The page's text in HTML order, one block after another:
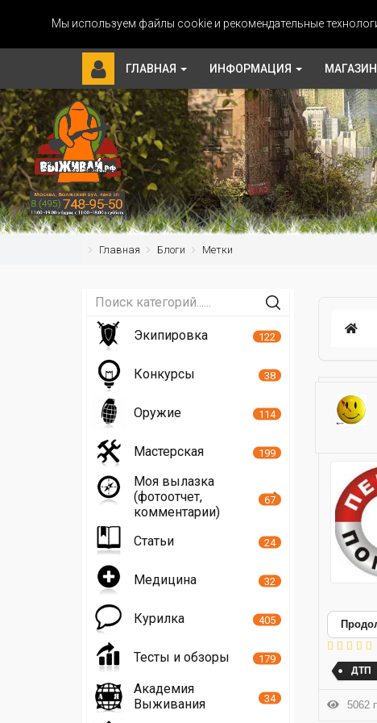
Мы используем файлы cookie и рекомендательные
ГЛАВНАЯ ИНФОРМАЦИЯ МАГАЗИН
Главная Блоги Метки
ДТП
5062
Экипировка 122
Конкурсы 38
Оружие 114
Мастерская 199
Моя вылазка
(фотоотчет,
комментарии)
67
Статьи 24
Медицина 32
Курилка 405
Тесты и обзоры 179
Академия
Выживания
34